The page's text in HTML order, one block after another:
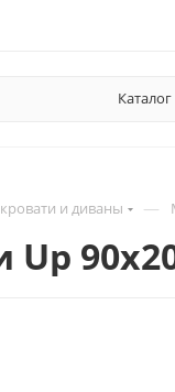
Каталог
и диваны —
Up